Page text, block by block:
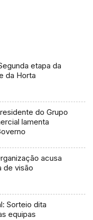
etapa da
da Horta
do Grupo
lamenta
acusa
de visão
Sorteio dita
equipas